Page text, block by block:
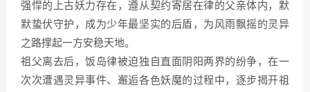
强悍的上古妖力存在，遵从契约寄居在律的父亲体内，默
默蛰伏守护，成为少年最坚实的后盾，为风雨飘摇的灵异
之路撑起一方安稳天地。
祖父离去后，饭岛律被迫独自直面阴阳两界的纷争，在一
次次遭遇灵异事件、邂逅各色妖魔的过程中，逐步揭开祖